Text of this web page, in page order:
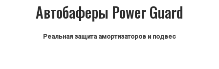
Автобаферы Power Guard
Реальная защита амортизаторов и подвес